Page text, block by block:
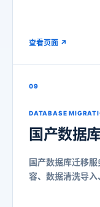
查看页面 ↗
09
DATABASE
国产数据
国产数据库迁移
容、数据清洗导入